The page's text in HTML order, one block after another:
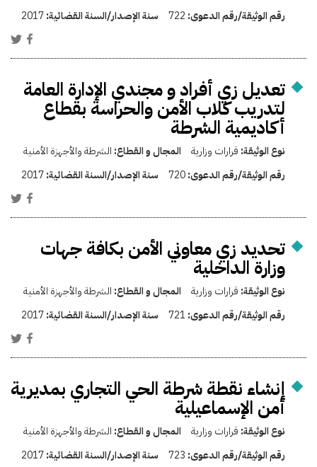
رقم الوثيقة/رقم الدعوى: 722 سنة الإصدار/السنة القضائية:2017
تعديل زي أفراد و مجندي الإدارة العامة
لتدريب كلاب الأمن والحراسة بقطاع
أكاديمية الشرطة
نوع الوثيقة: قرارات وزارية المجال و القطاع: الشرطة والأجهزة الأمنية
رقم الوثيقة/رقم الدعوى:720 سنة الإصدار/السنة القضائية:2017
تحديد زي معاوني الأمن بكافة جهات
وزارة الداخلية
نوع الوثيقة: قرارات وزارية المجال و القطاع: الشرطة والأجهزة الأمنية
رقم الوثيقة/رقم الدعوى: 721 سنة الإصدار/السنة القضائية:2017
إنشاء نقطة شرطة الحي التجاري بمديرية
أمن الإسماعيلية
نوع الوثيقة: قرارات وزارية المجال و القطاع: الشرطة والأجهزة الأمنية
رقم الوثيقة/رقم الدعوى: 723 سنة الإصدار/السنة القضائية:2017